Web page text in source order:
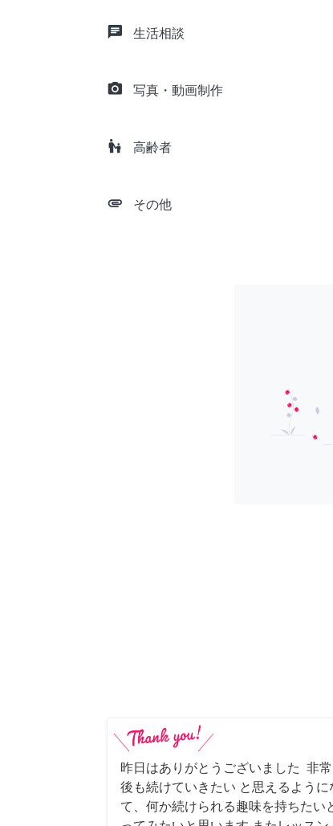
chat 生活相談
camera_alt 写真・動画制作
escalator_warning 高齢者
attachment その他
昨日はありがとうございました 非
後も続けていきたい と思えるよう
て、何か続けられる趣味を持ちたい